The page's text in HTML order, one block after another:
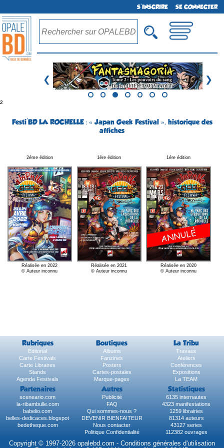
S'INSCRIRE SE CONNECTER
❮ ❯
²
Festi'BD LA ROCHELLE : « Japan Geek Festival », historique des
affiches
2éme édition
Réalisée en 2022
© Auteur inconnu
1ére édition
Réalisée en 2021
© Auteur inconnu
1ére édition
Réalisée en 2020
© Auteur inconnu
Rubriques Boutiques La Tribu
Éditorial Albums
Travaux
Carte Festivals
Fanzines
Ateliers
Carte Libraires
Posters
Conférences
Stands
Cartes-postales
Expositions
Agenda Festivals
Marque-pages La TEAM
Partenaires Autres Statistiques
sceneario.com Publicité
6135 internautes
la-ribambulle.com
FAQ
4323 manifestations
babelio.com
Qui sommes-nous ?
1259 librairies
belles-dedicaces.blogspot
DEVENIR BIENFAITEUR
81314 auteurs
bedetheque.com
Nous contacter
43127 series
Politique Confidentialité
112382 ouvrages
Copyright © 1997-2026 opalebd.com - Conditions générales d'utilisation